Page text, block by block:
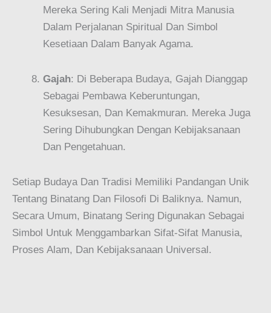
Mereka Sering Kali Menjadi Mitra Manusia
Dalam Perjalanan Spiritual Dan Simbol
Kesetiaan Dalam Banyak Agama.
Gajah: Di Beberapa Budaya, Gajah Dianggap
Sebagai Pembawa Keberuntungan,
Kesuksesan, Dan Kemakmuran. Mereka Juga
Sering Dihubungkan Dengan Kebijaksanaan
Dan Pengetahuan.
Setiap Budaya Dan Tradisi Memiliki Pandangan Unik
Tentang Binatang Dan Filosofi Di Baliknya. Namun,
Secara Umum, Binatang Sering Digunakan Sebagai
Simbol Untuk Menggambarkan Sifat-Sifat Manusia,
Proses Alam, Dan Kebijaksanaan Universal.